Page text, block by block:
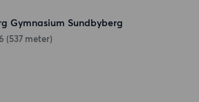
Gymnasium Sundbyberg
(537 meter)